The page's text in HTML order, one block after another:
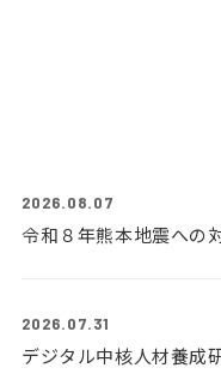
2026.08.07
令和８年熊本地震への
2026.07.31
デジタル中核人材養